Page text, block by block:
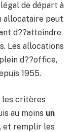
de départ à
allocataire peut
d??atteindre
Les allocations
d??office,
1955.
les critères
au moins un
et remplir les